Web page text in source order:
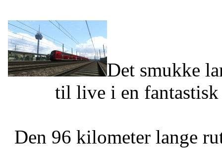
Det smukke
til live i en
Den 96 kilometer lange